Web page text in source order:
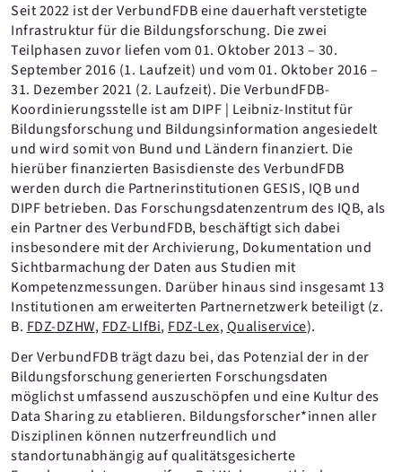
Seit 2022 ist der VerbundFDB eine dauerhaft verstetigte
Infrastruktur für die Bildungsforschung. Die zwei
Teilphasen zuvor liefen vom 01. Oktober 2013 – 30.
September 2016 (1. Laufzeit) und vom 01. Oktober 2016 –
31. Dezember 2021 (2. Laufzeit). Die VerbundFDB-
Koordinierungsstelle ist am DIPF | Leibniz-Institut für
Bildungsforschung und Bildungsinformation angesiedelt
und wird somit von Bund und Ländern finanziert. Die
hierüber finanzierten Basisdienste des VerbundFDB
werden durch die Partnerinstitutionen GESIS, IQB und
DIPF betrieben. Das Forschungsdatenzentrum des IQB, als
ein Partner des VerbundFDB, beschäftigt sich dabei
insbesondere mit der Archivierung, Dokumentation und
Sichtbarmachung der Daten aus Studien mit
Kompetenzmessungen. Darüber hinaus sind insgesamt 13
Institutionen am erweiterten Partnernetzwerk beteiligt (z.
B. FDZ-DZHW, FDZ-LIfBi, FDZ-Lex,Qualiservice).
Der VerbundFDB trägt dazu bei, das Potenzial der in der
Bildungsforschung generierten Forschungsdaten
möglichst umfassend auszuschöpfen und eine Kultur des
Data Sharing zu etablieren. Bildungsforscher*innen aller
Disziplinen können nutzerfreundlich und
standortunabhängig auf qualitätsgesicherte